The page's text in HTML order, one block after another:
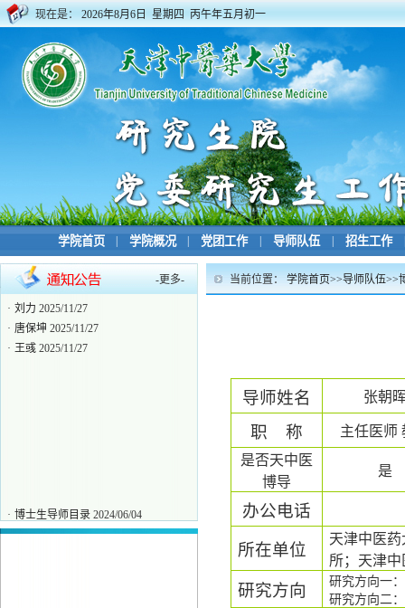
现在是： 2026年8月6日 星期四 丙午年五月初一
学院首页 学院概况 党团工作 导师队伍 招生工作
-更多-
博士生导师目录 2024/06/04
· 刘力 2025/11/27
· 唐保坤 2025/11/27
· 王彧 2025/11/27
· 博士生导师目录 2024/06/04
· 刘力 2025/11/27
当前位置： 学院首页>>导师队伍>>
导师姓名 张朝
职 称 主任医师
是否天中医
博导
是
办公电话
所在单位
天津中医
所；天津
研究方向 研究方向一：
研究方向二：